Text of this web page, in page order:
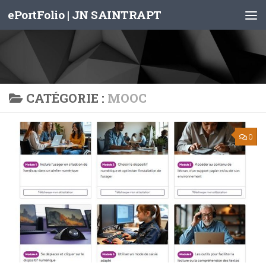
Skip to content
ePortFolio | JN SAINTRAPT
CATÉGORIE : MOOC
0